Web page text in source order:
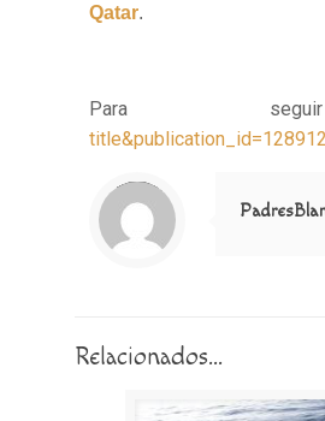
Qatar.
Para
Notice
: Trying to access array offset on value of type null in
/home/misioner/public_html/padresblancos/themes/betheme/includes/content-single.php
on line
286
Relacionados...